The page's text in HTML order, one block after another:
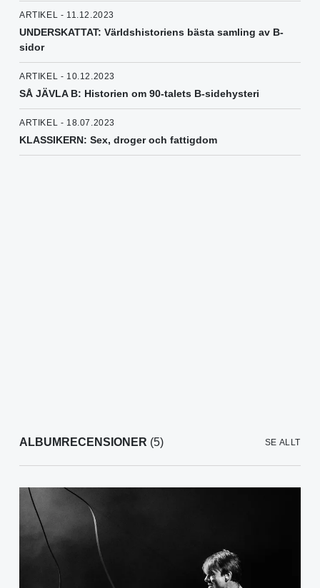
ARTIKEL - 11.12.2023
UNDERSKATTAT: Världshistoriens bästa samling av B-
sidor
ARTIKEL - 10.12.2023
SÅ JÄVLA B: Historien om 90-talets B-sidehysteri
ARTIKEL - 18.07.2023
KLASSIKERN: Sex, droger och fattigdom
ALBUMRECENSIONER (5) SE ALLT